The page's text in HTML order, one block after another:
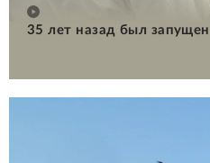
35 лет назад был